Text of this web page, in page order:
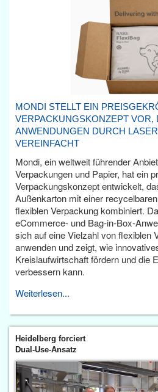
MONDI STELLT EIN
VERPACKUNGSKONZEPT VOR,
ANWENDUNGEN DURCH
VEREINFACHT
Mondi, ein weltweit führender
Verpackungen und Papier, hat ein
Verpackungskonzept entwickelt,
Außenkarton mit einer
flexiblen Verpackung kombiniert.
eCommerce- und Bag-in-Box-
sich auf eine Vielzahl von flexiblen
anwenden und zeigt, wie
Kreislaufwirtschaft fördern und die
verbessern kann.
Weiterlesen...
Heidelberg forciert
Dual-Use-Ansatz